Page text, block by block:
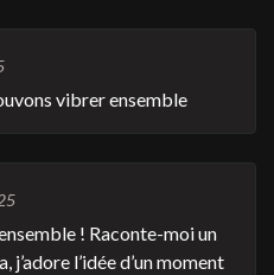
vibrer ensemble
! Raconte-moi un
l’idée d’un moment